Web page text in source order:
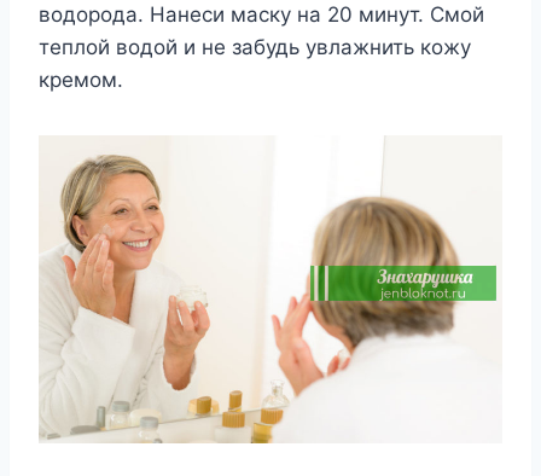
водорода. Нанеси маску на 20 минут. Смой
теплой водой и не забудь увлажнить кожу
кремом.